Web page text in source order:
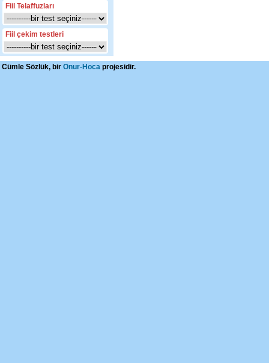
Fiil Telaffuzları
Fiil çekim testleri
Cümle Sözlük, bir Onur-Hoca projesidir.